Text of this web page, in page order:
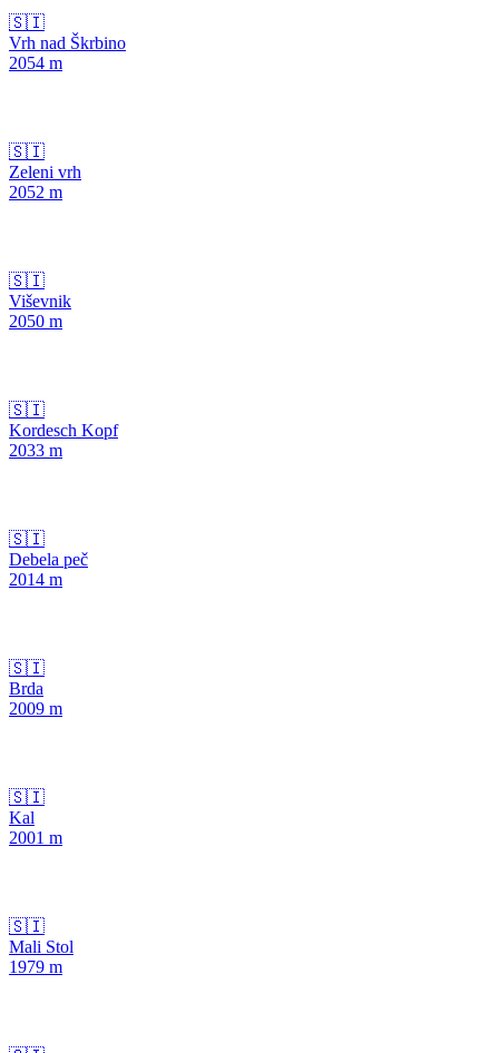
🇸🇮
Vrh nad Škrbino
2054 m
🇸🇮
Zeleni vrh
2052 m
🇸🇮
Viševnik
2050 m
🇸🇮
Kordesch Kopf
2033 m
🇸🇮
Debela peč
2014 m
🇸🇮
Brda
2009 m
🇸🇮
Kal
2001 m
🇸🇮
Mali Stol
1979 m